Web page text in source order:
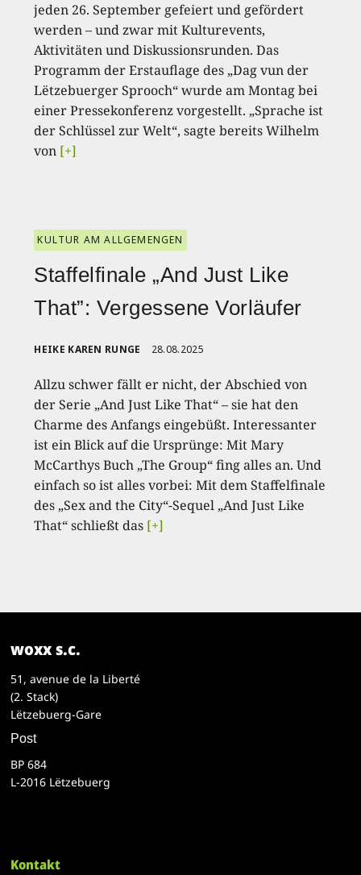
jeden 26. September gefeiert und gefördert
werden – und zwar mit Kulturevents,
Aktivitäten und Diskussionsrunden. Das
Programm der Erstauflage des „Dag vun der
Lëtzebuerger Sprooch“ wurde am Montag bei
einer Pressekonferenz vorgestellt. „Sprache ist
der Schlüssel zur Welt“, sagte bereits Wilhelm
von [+]
KULTUR AM ALLGEMENGEN
Staffelfinale „And Just Like
That”: Vergessene Vorläufer
HEIKE KAREN RUNGE 28.08.2025
Allzu schwer fällt er nicht, der Abschied von
der Serie „And Just Like That“ – sie hat den
Charme des Anfangs eingebüßt. Interessanter
ist ein Blick auf die Ursprünge: Mit Mary
McCarthys Buch „The Group“ fing alles an. Und
einfach so ist alles vorbei: Mit dem Staffelfinale
des „Sex and the City“-Sequel „And Just Like
That“ schließt das [+]
woxx s.c.
51, avenue de la Liberté
(2. Stack)
Lëtzebuerg-Gare
Post
BP 684
L-2016 Lëtzebuerg
Kontakt